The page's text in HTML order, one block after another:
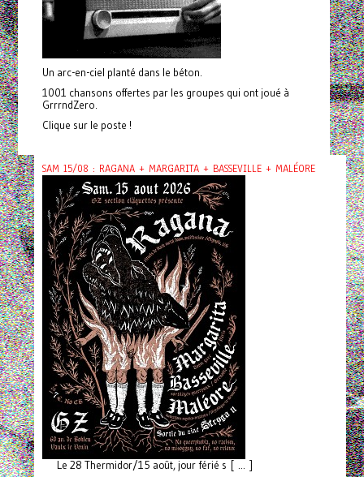
Un arc-en-ciel planté dans le béton.
1001 chansons offertes par les groupes qui ont joué à
GrrrndZero.
Clique sur le poste !
SAM 15/08 : RAGANA + MARGARITA + BASSEVILLE + MALÉORE
Le 28 Thermidor/15 août, jour férié s [ ... ]